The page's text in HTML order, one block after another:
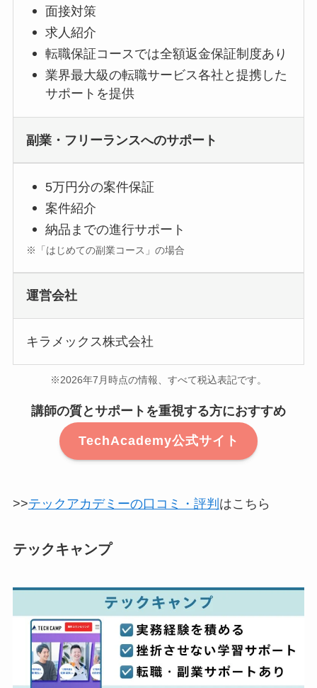
面接対策
求人紹介
転職保証コースでは全額返金保証制度あり
業界最大級の転職サービス各社と提携した
サポートを提供
副業・フリーランスへのサポート
5万円分の案件保証
案件紹介
納品までの進行サポート
※「はじめての副業コース」の場合
運営会社
キラメックス株式会社
※2026年7月時点の情報、すべて税込表記です。
講師の質とサポートを重視する方におすすめ
TechAcademy公式サイト
>>テックアカデミーの口コミ・評判 はこちら
テックキャンプ